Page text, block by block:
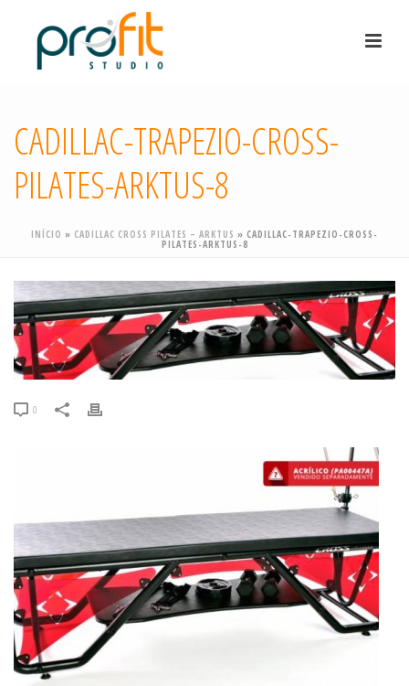
CADILLAC-TRAPEZIO-CROSS-
PILATES-ARKTUS-8
INÍCIO » CADILLAC CROSS PILATES – ARKTUS » CADILLAC-TRAPEZIO-CROSS-
PILATES-ARKTUS-8
0